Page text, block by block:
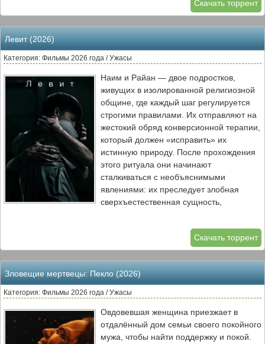
Скачать торрент
Левит (2026)
Категория: Фильмы 2026 года / Ужасы
Наим и Райан — двое подростков,
живущих в изолированной религиозной
общине, где каждый шаг регулируется
строгими правилами. Их отправляют на
жестокий обряд конверсионной терапии,
который должен «исправить» их
истинную природу. После прохождения
этого ритуала они начинают
сталкиваться с необъяснимыми
явлениями: их преследует злобная
сверхъестественная сущность,
Монстр принимает пугающую форму
того, кого каждый из них желает больше
всего на свете — облик друг друга.
Теперь Наим и Райан вынуждены не
только бороться за свою жизнь, но и
противостоять страху, который питается
их самыми сокровенными чувствами.
Чтобы выжить, им предстоит
разобраться в природе этого зла и найти
способ остановить его, пока оно не
Скачать торрент
Зловещие мертвецы: Пекло (2026)
Категория: Фильмы 2026 года / Ужасы
Овдовевшая женщина приезжает в
отдалённый дом семьи своего покойного
мужа, чтобы найти поддержку и покой.